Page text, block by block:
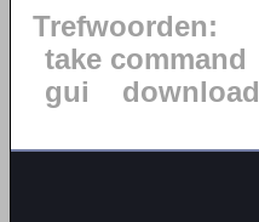
Trefwoorden:
take command
gui
download